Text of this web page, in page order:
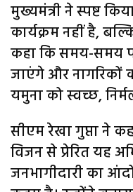
मुख्यमंत्री ने स्पष्ट
कार्यक्रम नहीं है,
कहा कि समय-समय
जाएंगे और नागरिकों
यमुना को स्वच्छ,
सीएम रेखा गुप्ता ने
विजन से प्रेरित यह
जनभागीदारी का